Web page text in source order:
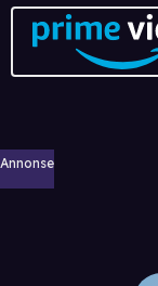
Annonse